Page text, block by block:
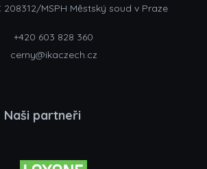
208312/MSPH Městský soud v Praze
+420 603 828 360
cerny@ikaczech.cz
Naši partneři